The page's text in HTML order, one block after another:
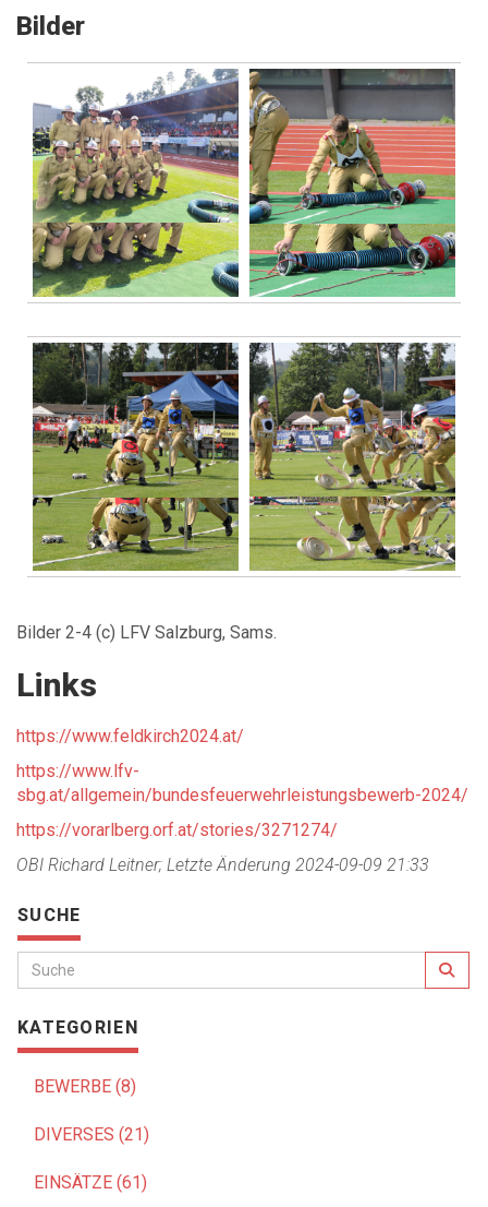
Bilder
1st 2nd
Bilder 2-4 (c) LFV Salzburg, Sams.
Links
https://www.feldkirch2024.at/
https://www.lfv-
sbg.at/allgemein/bundesfeuerwehrleistungsbewerb-2024/
https://vorarlberg.orf.at/stories/3271274/
OBI Richard Leitner; Letzte Änderung 2024-09-09 21:33
SUCHE
KATEGORIEN
BEWERBE (8)
DIVERSES (21)
EINSÄTZE (61)